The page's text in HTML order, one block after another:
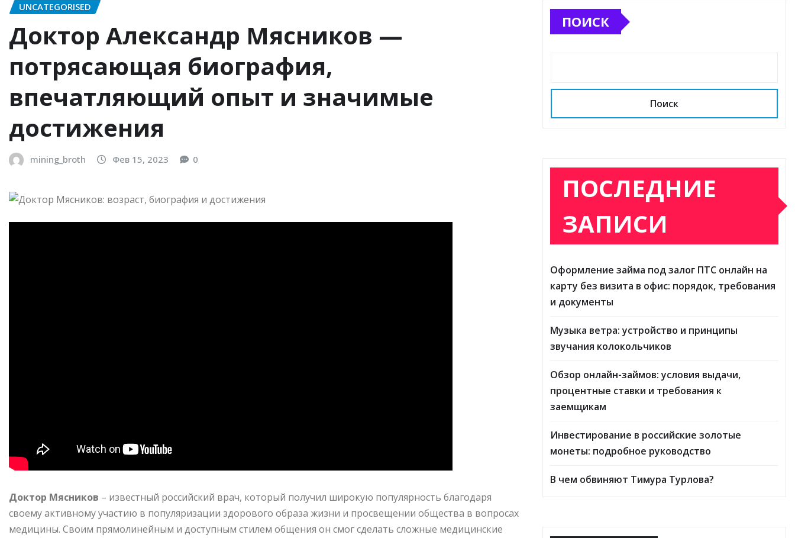
UNCATEGORISED
Доктор Александр Мясников —
потрясающая биография,
впечатляющий опыт и значимые
достижения
mining_broth Фев 15, 2023 0
Доктор Мясников – известный российский врач, который получил широкую популярность благодаря
своему активному участию в популяризации здорового образа жизни и просвещении общества в вопросах
медицины. Своим прямолинейным и доступным стилем общения он смог сделать сложные медицинские
ПОИСК
Поиск
ПОСЛЕДНИЕ
ЗАПИСИ
Оформление займа под залог ПТС онлайн на
карту без визита в офис: порядок, требования
и документы
Музыка ветра: устройство и принципы
звучания колокольчиков
Обзор онлайн-займов: условия выдачи,
процентные ставки и требования к
заемщикам
Инвестирование в российские золотые
монеты: подробное руководство
В чем обвиняют Тимура Турлова?